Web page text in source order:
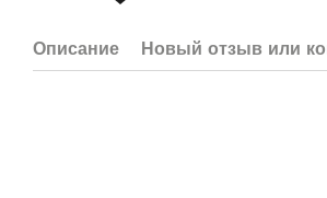
Описание Новый отзыв или